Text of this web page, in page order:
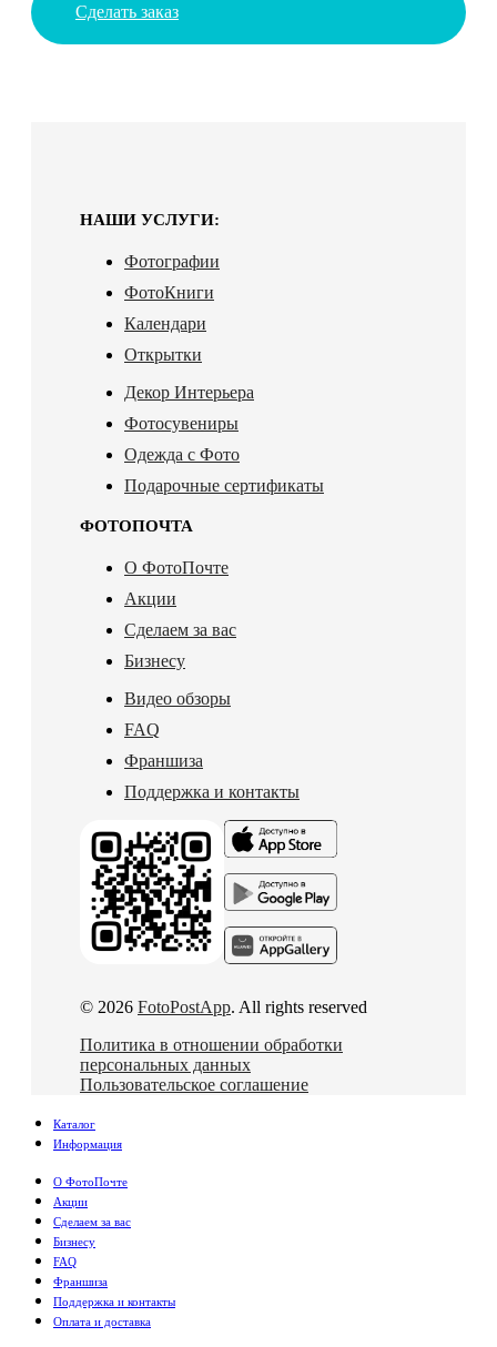
Сделать заказ
НАШИ УСЛУГИ:
Фотографии
ФотоКниги
Календари
Открытки
Декор Интерьера
Фотосувениры
Одежда с Фото
Подарочные сертификаты
ФОТОПОЧТА
О ФотоПочте
Акции
Сделаем за вас
Бизнесу
Видео обзоры
FAQ
Франшиза
Поддержка и контакты
© 2026 FotoPostApp. All rights reserved
Политика в отношении обработки
персональных данных
Пользовательское соглашение
Каталог
Информация
О ФотоПочте
Акции
Сделаем за вас
Бизнесу
FAQ
Франшиза
Поддержка и контакты
Оплата и доставка